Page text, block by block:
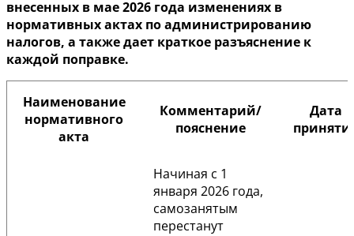
внесенных в мае 2026 года изменениях в
нормативных актах по администрированию
налогов, а также дает краткое разъяснение к
каждой поправке.
Наименование
нормативного
акта
Комментарий/
пояснение
Дата
Начиная с 1
января 2026 года,
самозанятым
перестанут